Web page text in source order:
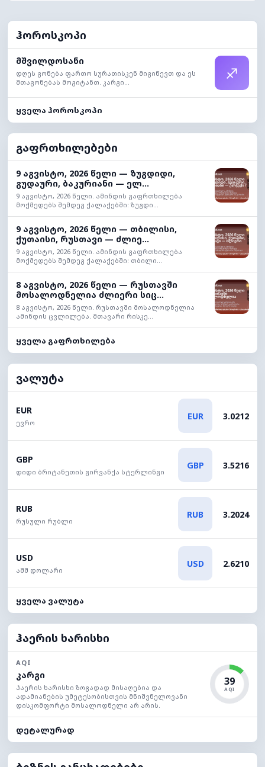
ჰოროსკოპი
მშვილდოსანი
დღეს გონება ფართო სურათისკენ მიგიწევთ და ეს
შთაგონებას მოგიტანთ. კარგი...
♐
ყველა ჰოროსკოპი
გაფრთხილებები
9 აგვისტო, 2026 წელი — ზუგდიდი,
გუდაური, ბაკურიანი — ელ...
9 აგვისტო, 2026 წელი. ამინდის გაფრთხილება
მოქმედებს შემდეგ ქალაქებში: ზუგდი...
9 აგვისტო, 2026 წელი — თბილისი,
ქუთაისი, რუსთავი — ძლიე...
9 აგვისტო, 2026 წელი. ამინდის გაფრთხილება
მოქმედებს შემდეგ ქალაქებში: თბილი...
8 აგვისტო, 2026 წელი — რუსთავში
მოსალოდნელია ძლიერი სიც...
8 აგვისტო, 2026 წელი. რუსთავში მოსალოდნელია
ამინდის ცვლილება. მთავარი რისკე...
ყველა გაფრთხილება
ვალუტა
EUR
ევრო
EUR 3.0212
GBP
დიდი ბრიტანეთის გირვანქა სტერლინგი
GBP 3.5216
RUB
რუსული რუბლი
RUB 3.2024
USD
აშშ დოლარი
USD 2.6210
ყველა ვალუტა
ჰაერის ხარისხი
AQI
კარგი
ჰაერის ხარისხი ზოგადად მისაღებია და
ადამიანების უმეტესობისთვის მნიშვნელოვანი
დისკომფორტი მოსალოდნელი არ არის.
39
AQI
დეტალურად